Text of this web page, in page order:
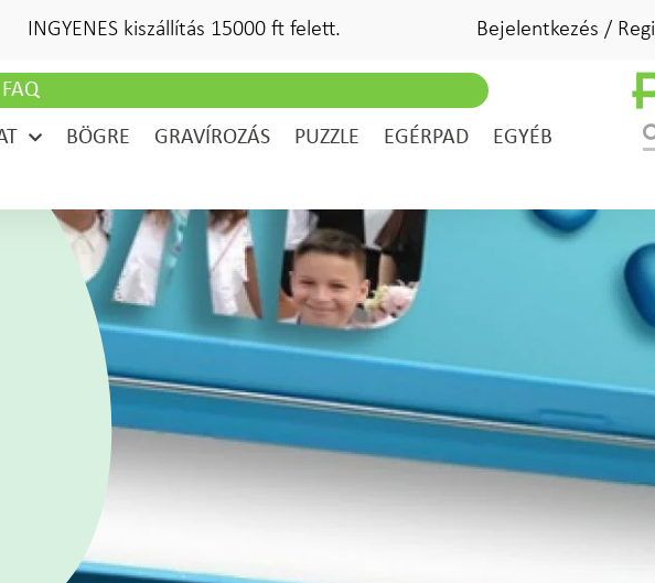
INGYENES kiszállítás 15000 ft felett. Bejelentkezés /
FAQ
BÖGRE GRAVÍROZÁS PUZZLE EGÉRPAD
EGYÉB